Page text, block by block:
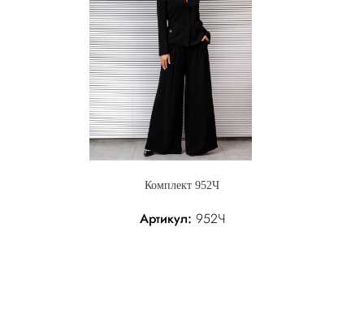
Комплект 952Ч
Артикул: 952Ч